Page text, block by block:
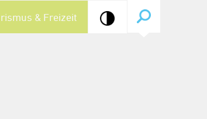
& Freizeit